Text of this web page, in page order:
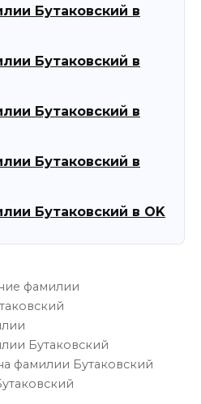
Бутаковский в
Бутаковский в
Бутаковский в
Бутаковский в
Бутаковский в OK
фамилии
Бутаковский
фамилии Бутаковский